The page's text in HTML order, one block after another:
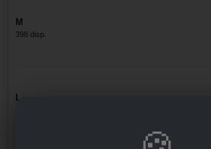
M
398 disp.
L